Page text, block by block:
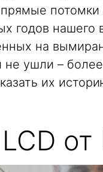
годов нашего
на
ушли –
их
от